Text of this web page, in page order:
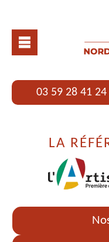
03 59 28 41 24
LA